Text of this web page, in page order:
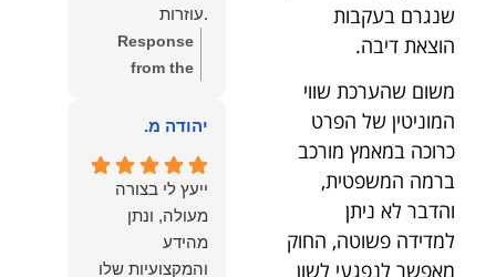
שנגרם בעקבות
הוצאת דיבה.
משום שהערכת שווי
המוניטין של הפרט
כרוכה במאמץ מורכב
ברמה המשפטית,
והדבר לא ניתן
למדידה פשוטה, החוק
מאפשר לנפגעי לשון
.עוזרות
.ומקשיבות .אין לי
מילים להודות
העוצמות
.והצגת אמת
.תודה לכם תמיד
תשאירו לי אור
בעניים .
Response
from the
רבה על המילים
והחמות! כיף
גדול לשמוע
שהרגשת בידיים
טובות. בשביל
יהודה מ.
ייעץ לי בצורה
מעולה, ונתן
מהידע
והמקצועיות שלו